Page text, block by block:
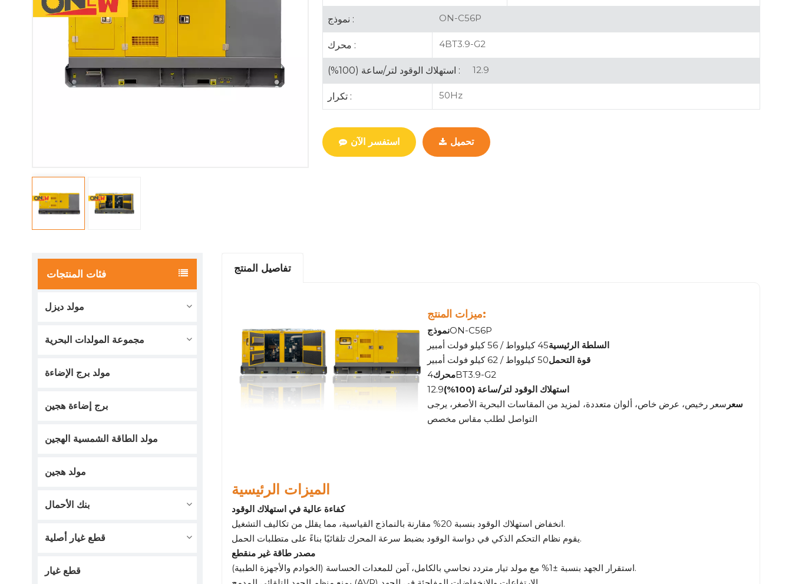
نموذج : ON-C56P
محرك : 4BT3.9-G2
استهلاك الوقود لتر/ساعة (100%) : 12.9
تكرار : 50Hz
استفسر الآن تحميل
فئات المنتجات
مولد ديزل
مجموعة المولدات البحرية
مولد برج الإضاءة
برج إضاءة هجين
مولد الطاقة الشمسية الهجين
مولد هجين
بنك الأحمال
قطع غيار أصلية
قطع غيار
تفاصيل المنتج
ميزات المنتج:
نموذجON-C56P
السلطة الرئيسية45 كيلوواط / 56 كيلو فولت أمبير
قوة التحمل50 كيلوواط / 62 كيلو فولت أمبير
محرك4BT3.9-G2
استهلاك الوقود لتر/ساعة (100%)
12.9
سعر سعر رخيص، عرض خاص، ألوان متعددة، لمزيد من المقاسات البحرية الأصغر، يرجى
التواصل لطلب مقاس مخصص
الميزات الرئيسية
كفاءة عالية في استهلاك الوقود
انخفاض استهلاك الوقود بنسبة 20% مقارنة بالنماذج القياسية، مما يقلل من تكاليف التشغيل.
يقوم نظام التحكم الذكي في دواسة الوقود بضبط سرعة المحرك تلقائيًا بناءً على متطلبات الحمل.
مصدر طاقة غير منقطع
استقرار الجهد بنسبة ±1% مع مولد تيار متردد نحاسي بالكامل، آمن للمعدات الحساسة (الخوادم والأجهزة الطبية).